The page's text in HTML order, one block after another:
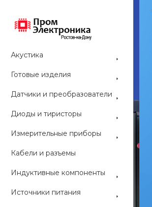
Акустика
Готовые изделия
Датчики и преобразователи
Диоды и тиристоры
Измерительные приборы
Кабели и разъемы
Индуктивные компоненты
Источники питания